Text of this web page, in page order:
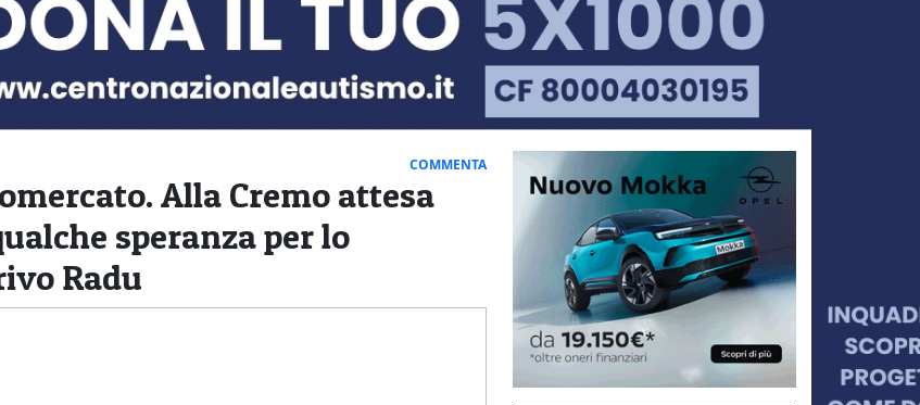
COMMENTA
Alla Cremo attesa
speranza per lo
Radu